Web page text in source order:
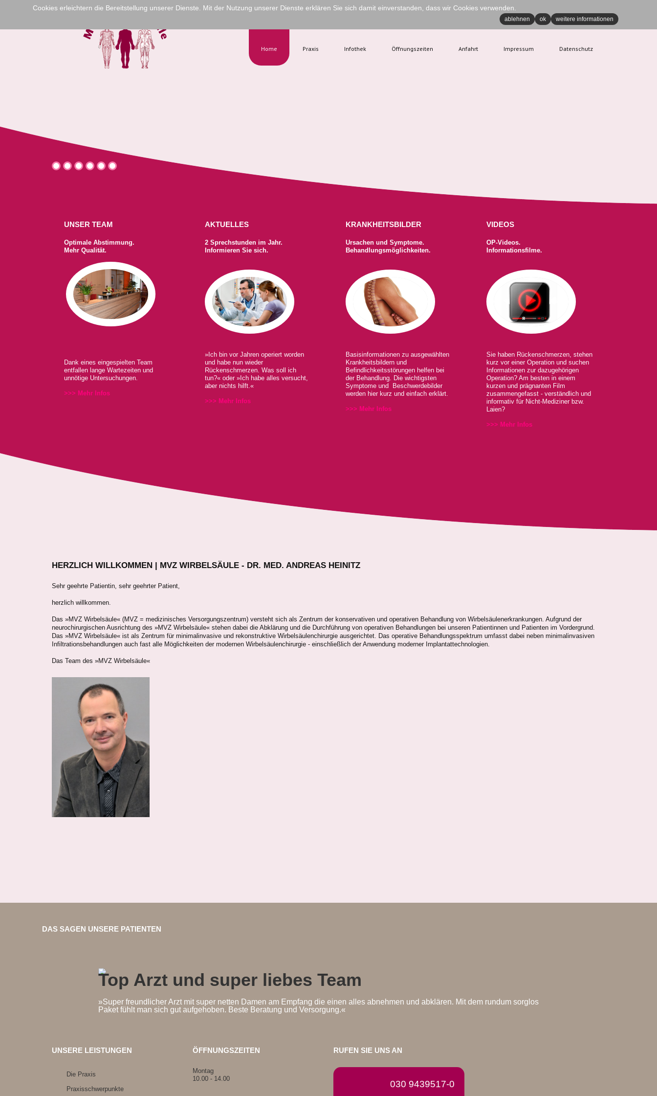
Home Praxis Infothek Öffnungszeiten Anfahrt Impressum Datenschutz
UNSER TEAM
Optimale Abstimmung.
Mehr Qualität.
Dank eines eingespielten Team
entfallen lange Wartezeiten und
unnötige Untersuchungen.
>>> Mehr Infos
AKTUELLES
2 Sprechstunden im Jahr.
Informieren Sie sich.
»Ich bin vor Jahren operiert worden
und habe nun wieder
Rückenschmerzen. Was soll ich
tun?« oder »Ich habe alles versucht,
aber nichts hilft.«
>>> Mehr Infos
KRANKHEITSBILDER
Ursachen und Symptome.
Behandlungsmöglichkeiten.
Basisinformationen zu ausgewählten
Krankheitsbildern und
Befindlichkeitsstörungen helfen bei
der Behandlung. Die wichtigsten
Symptome und Beschwerdebilder
werden hier kurz und einfach erklärt.
>>> Mehr Infos
VIDEOS
OP-Videos.
Informationsfilme.
Sie haben Rückenschmerzen, stehen
kurz vor einer Operation und suchen
Informationen zur dazugehörigen
Operation? Am besten in einem
kurzen und prägnanten Film
zusammengefasst - verständlich und
informativ für Nicht-Mediziner bzw.
Laien?
>>> Mehr Infos
HERZLICH WILLKOMMEN | MVZ WIRBELSÄULE - DR. MED. ANDREAS HEINITZ
Sehr geehrte Patientin, sehr geehrter Patient,
herzlich willkommen.
Das »MVZ Wirbelsäule« (MVZ = medizinisches Versorgungszentrum) versteht sich als Zentrum der konservativen und operativen Behandlung von Wirbelsäulenerkrankungen. Aufgrund der
neurochirurgischen Ausrichtung des »MVZ Wirbelsäule« stehen dabei die Abklärung und die Durchführung von operativen Behandlungen bei unseren Patientinnen und Patienten im Vordergrund.
Das »MVZ Wirbelsäule« ist als Zentrum für minimalinvasive und rekonstruktive Wirbelsäulenchirurgie ausgerichtet. Das operative Behandlungsspektrum umfasst dabei neben minimalinvasiven
Infiltrationsbehandlungen auch fast alle Möglichkeiten der modernen Wirbelsäulenchirurgie - einschließlich der Anwendung moderner Implantattechnologien.
Das Team des »MVZ Wirbelsäule«
DAS SAGEN UNSERE PATIENTEN
Top Arzt und super liebes Team
»Super freundlicher Arzt mit super netten Damen am Empfang die einen alles abnehmen und abklären. Mit dem rundum sorglos
Paket fühlt man sich gut aufgehoben. Beste Beratung und Versorgung.«
UNSERE LEISTUNGEN
Die Praxis
Praxisschwerpunkte
ÖFFNUNGSZEITEN
Montag
10.00 - 14.00
RUFEN SIE UNS AN
030 9439517-0
Cookies erleichtern die Bereitstellung unserer Dienste. Mit der Nutzung unserer Dienste erklären Sie sich damit einverstanden, dass wir Cookies verwenden.
weitere informationen
ok
ablehnen